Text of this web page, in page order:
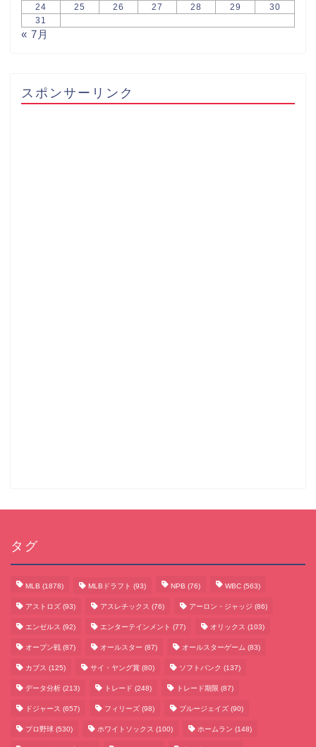
24
25 26 27 28 29
30
31
« 7月
スポンサーリンク
タグ
MLB (1878) MLBドラフト (93) NPB (76) WBC (563)
アストロズ (93) アスレチックス (76) アーロン・ジャッジ (86)
エンゼルス (92) エンターテインメント (77) オリックス (103)
オープン戦 (87) オールスター (87) オールスターゲーム (83)
カブス (125) サイ・ヤング賞 (80) ソフトバンク (137)
データ分析 (213) トレード (248) トレード期限 (87)
ドジャース (657) フィリーズ (98) ブルージェイズ (90)
プロ野球 (530) ホワイトソックス (100) ホームラン (148)